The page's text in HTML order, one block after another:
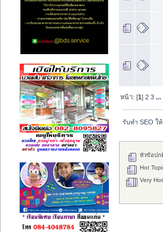
หน้า: [1]2 3 ...
รับทำ SEO ใ
หัวข้อปก
Hot
Very